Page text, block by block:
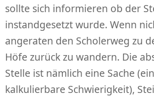
sollte sich informieren ob der
instandgesetzt wurde. Wenn
angeraten den Scholerweg zu
Höfe zurück zu wandern. Die
Stelle ist nämlich eine Sache
kalkulierbare Schwierigkeit),